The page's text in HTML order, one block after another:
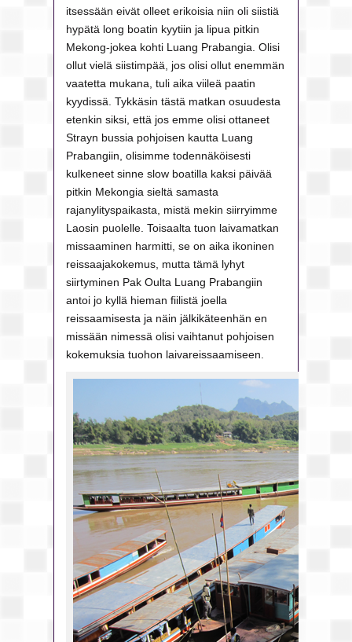
itsessään eivät olleet erikoisia niin oli siistiä
hypätä long boatin kyytiin ja lipua pitkin
Mekong-jokea kohti Luang Prabangia. Olisi
ollut vielä siistimpää, jos olisi ollut enemmän
vaatetta mukana, tuli aika viileä paatin
kyydissä. Tykkäsin tästä matkan osuudesta
etenkin siksi, että jos emme olisi ottaneet
Strayn bussia pohjoisen kautta Luang
Prabangiin, olisimme todennäköisesti
kulkeneet sinne slow boatilla kaksi päivää
pitkin Mekongia sieltä samasta
rajanylityspaikasta, mistä mekin siirryimme
Laosin puolelle. Toisaalta tuon laivamatkan
missaaminen harmitti, se on aika ikoninen
reissaajakokemus, mutta tämä lyhyt
siirtyminen Pak Oulta Luang Prabangiin
antoi jo kyllä hieman fiilistä joella
reissaamisesta ja näin jälkikäteenhän en
missään nimessä olisi vaihtanut pohjoisen
kokemuksia tuohon laivareissaamiseen.